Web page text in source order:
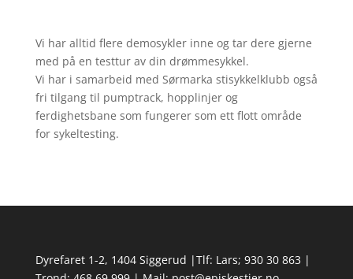
Vi har alltid flere demosykler inne og tar dere gjerne
med på en testtur av din drømmesykkel.
Vi har i samarbeid med Sørmarka stisykkelklubb også
fri tilgang til pumptrack, hopplinjer og
ferdighetsbane som fungerer som ett flott område
for sykeltesting.
Dyrefaret 1-2, 1404 Siggerud |Tlf: Lars; 930 30 863 |